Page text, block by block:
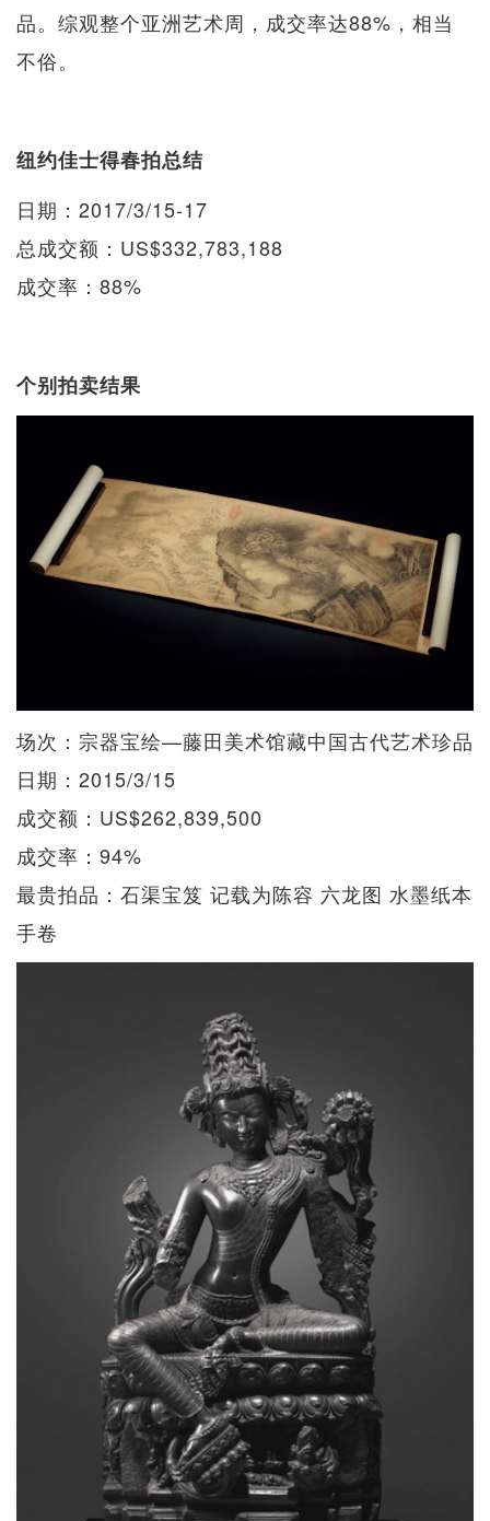
品。综观整个亚洲艺术周，成交率达88%，相当
不俗。
纽约佳士得春拍总结
日期：2017/3/15-17
总成交额：US$332,783,188
成交率：88%
个别拍卖结果
场次：宗器宝绘—藤田美术馆藏中国古代艺术珍品
日期：2015/3/15
成交额：US$262,839,500
成交率：94%
最贵拍品：石渠宝笈 记载为陈容 六龙图 水墨纸本
手卷